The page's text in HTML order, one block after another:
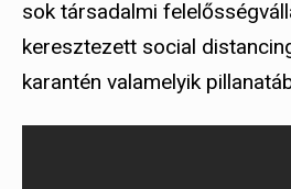
sok társadalmi
keresztezett social
karantén valamelyik